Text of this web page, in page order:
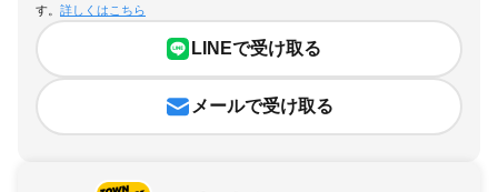
す。 詳しくはこちら
LINEで受け取る
メールで受け取る